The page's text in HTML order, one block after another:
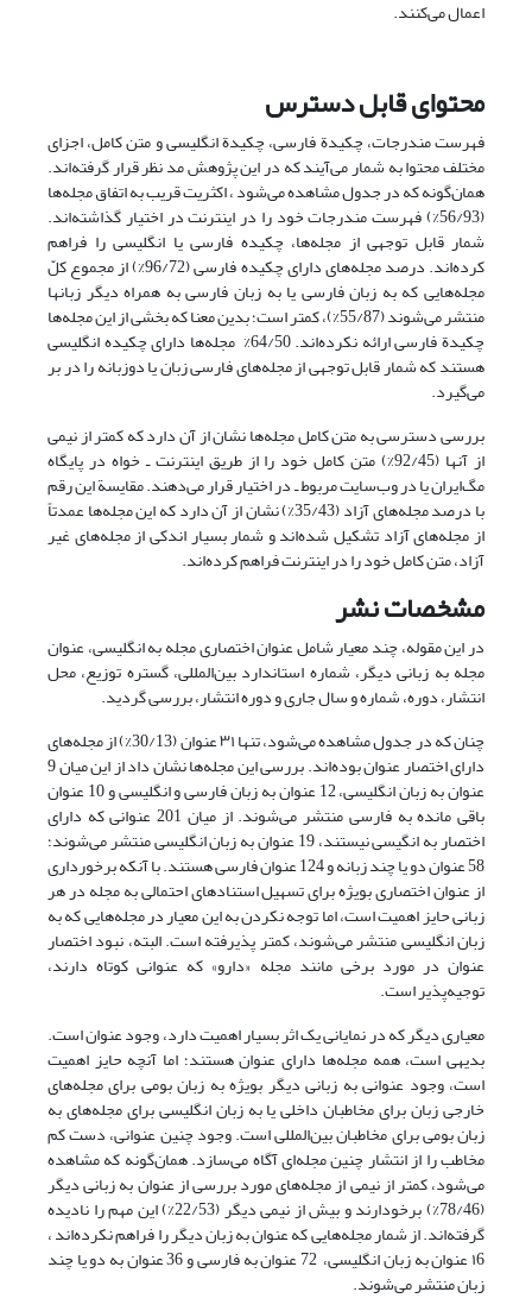
اعمال می‌کنند.
محتوای قابل دسترس
فهرست مندرجات،‌ چکیدة فارسی، چکیدة انگلیسی و متن کامل، اجزای
مختلف محتوا به شمار می‌آیند که در این پژوهش مد نظر قرار گرفته‌اند.
همان‌گونه که در جدول مشاهده می‌شود ، اکثریت قریب به اتفاق مجله‌ها
(56/93%) فهرست مندرجات خود را در اینترنت در اختیار گذاشته‌اند.
شمار قابل توجهی از مجله‌ها، چکیده فارسی یا انگلیسی را فراهم
کرده‌اند. درصد مجله‌های دارای چکیده‌ فارسی (96/72%) از مجموع کلّ
مجله‌هایی که به زبان فارسی یا به زبان فارسی به همراه دیگر زبانها
منتشر می‌شوند (55/87%)، کمتر است؛ بدین معنا که بخشی از این مجله‌ها
چکیدة فارسی ارائه نکرده‌اند. 64/50% مجله‌ها دارای چکیده انگلیسی
هستند که شمار قابل توجهی از مجله‌های فارسی زبان یا دوزبانه را در بر
می‌گیرد.
بررسی دسترسی به متن کامل مجله‌ها نشان از آن دارد که کمتر از نیمی
از آنها (92/45%) متن کامل خود را از طریق اینترنت ـ خواه در پایگاه
مگ‌ایران یا در وب‌سایت مربوط ـ در اختیار قرار می‌دهند. مقایسة این رقم
با درصد مجله‌های آزاد (35/43%) نشان از آن دارد که این مجله‌ها عمدتاً
از مجله‌های آزاد تشکیل شده‌اند و شمار بسیار اندکی از مجله‌های غیر
آزاد، متن کامل خود را در اینترنت فراهم کرده‌اند.
مشخصات نشر
در این مقوله، چند معیار شامل عنوان اختصاری مجله به انگلیسی، عنوان
مجله به زبانی دیگر، شماره استاندارد بین‌المللی، گستره توزیع، محل
انتشار، دوره، شماره و سال جاری و دوره انتشار، بررسی گردید.
چنان که در جدول مشاهده می‌شود، تنها ٣١ عنوان (30/13%) از مجله‌های
دارای اختصار عنوان بوده‌اند. بررسی این مجله‌ها نشان داد از این میان 9
عنوان به زبان انگلیسی، 12 عنوان به زبان فارسی و انگلیسی و 10 عنوان
باقی مانده به فارسی منتشر می‌شوند. از میان 201 عنوانی که دارای
اختصار به انگیسی نیستند، 19 عنوان به زبان انگلیسی منتشر می‌شوند؛
58 عنوان دو یا چند زبانه و 124 عنوان فارسی هستند. با آنکه برخورداری
از عنوان اختصاری بویژه برای تسهیل استنادهای احتمالی به مجله در هر
زبانی حایز اهمیت است، اما توجه نکردن به این معیار در مجله‌هایی که به
زبان انگلیسی منتشر می‌شوند، کمتر پذیرفته است. البته، نبود اختصار
عنوان در مورد برخی مانند مجله «دارو» که عنوانی کوتاه دارند،
توجیه‌پذیر است.
معیاری دیگر که در نمایانی یک اثر بسیار اهمیت دارد، وجود عنوان است.
بدیهی است، همه مجله‌ها دارای عنوان هستند؛ اما آنچه حایز اهمیت
است، وجود عنوانی به زبانی دیگر بویژه به زبان بومی برای مجله‌های
خارجی زبان برای مخاطبان داخلی یا به زبان انگلیسی برای مجله‌های به
زبان بومی برای مخاطبان بین‌المللی است. وجود چنین عنوانی، دست کم
مخاطب را از انتشار چنین مجله‌ای‌‌ آگاه می‌سازد. همان‌گونه که مشاهده
می‌شود، کمتر از نیمی از مجله‌های مورد بررسی از عنوان به زبانی دیگر
(78/46%)‌ برخودارند و بیش از نیمی دیگر (22/53%) این مهم را نادیده
گرفته‌اند. از شمار مجله‌هایی که عنوان به زبان دیگر را فراهم نکرده‌اند ،
١6 عنوان به زبان انگلیسی، ‌ 72 عنوان به فارسی و 36 عنوان به دو یا چند
زبان منتشر می‌شوند.